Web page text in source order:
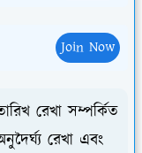
Join Now
রেখা সম্পর্কিত
রেখা এবং